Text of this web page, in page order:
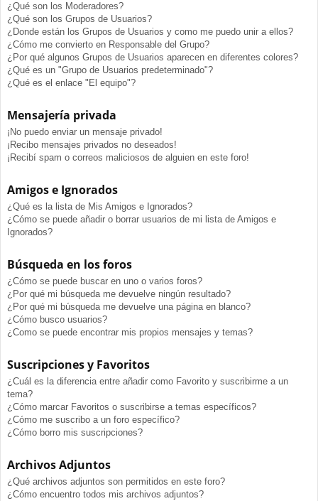
¿Qué son los Moderadores?
¿Qué son los Grupos de Usuarios?
¿Donde están los Grupos de Usuarios y como me puedo unir a ellos?
¿Cómo me convierto en Responsable del Grupo?
¿Por qué algunos Grupos de Usuarios aparecen en diferentes colores?
¿Qué es un "Grupo de Usuarios predeterminado"?
¿Qué es el enlace "El equipo"?
Mensajería privada
¡No puedo enviar un mensaje privado!
¡Recibo mensajes privados no deseados!
¡Recibí spam o correos maliciosos de alguien en este foro!
Amigos e Ignorados
¿Qué es la lista de Mis Amigos e Ignorados?
¿Cómo se puede añadir o borrar usuarios de mi lista de Amigos e
Ignorados?
Búsqueda en los foros
¿Cómo se puede buscar en uno o varios foros?
¿Por qué mi búsqueda me devuelve ningún resultado?
¿Por qué mi búsqueda me devuelve una página en blanco?
¿Cómo busco usuarios?
¿Como se puede encontrar mis propios mensajes y temas?
Suscripciones y Favoritos
¿Cuál es la diferencia entre añadir como Favorito y suscribirme a un
tema?
¿Cómo marcar Favoritos o suscribirse a temas específicos?
¿Cómo me suscribo a un foro específico?
¿Cómo borro mis suscripciones?
Archivos Adjuntos
¿Qué archivos adjuntos son permitidos en este foro?
¿Cómo encuentro todos mis archivos adjuntos?